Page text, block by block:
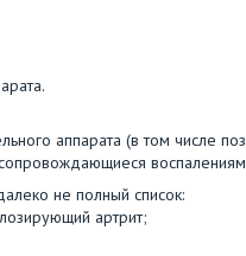
аппарата (в том числе
не полный список:
артрит;